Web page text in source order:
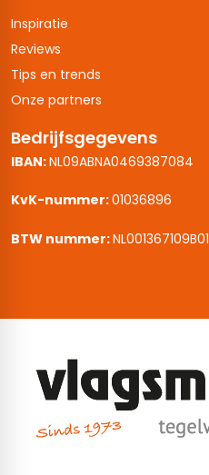
Inspiratie
Reviews
Tips en trends
Onze partners
Bedrijfsgegevens
IBAN:NL09ABNA0469387084
KvK-nummer:01036896
BTW nummer:NL001367109B01